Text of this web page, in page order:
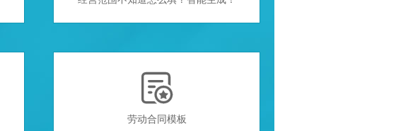

劳动合同模板